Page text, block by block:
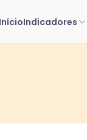
InícioIndicadores